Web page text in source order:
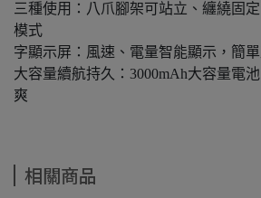
三種使用：八爪腳架可站立、纏繞固
模式
字顯示屏：風速、電量智能顯示，簡
大容量續航持久：3000mAh大容量電
爽
相關商品